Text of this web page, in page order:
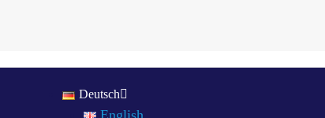
Deutsch
English